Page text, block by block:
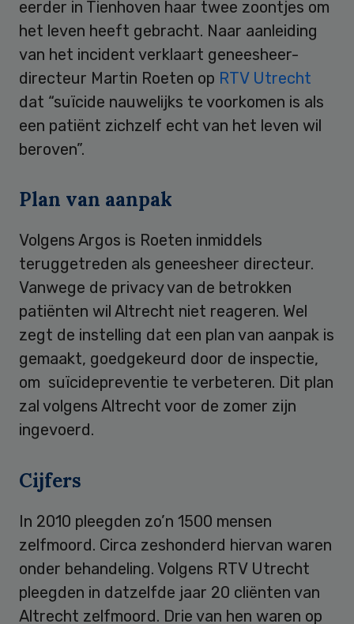
eerder in Tienhoven haar twee zoontjes om
het leven heeft gebracht. Naar aanleiding
van het incident verklaart geneesheer-
directeur Martin Roeten op RTV Utrecht
dat “suïcide nauwelijks te voorkomen is als
een patiënt zichzelf echt van het leven wil
beroven”.
Plan van aanpak
Volgens Argos is Roeten inmiddels
teruggetreden als geneesheer directeur.
Vanwege de privacy van de betrokken
patiënten wil Altrecht niet reageren. Wel
zegt de instelling dat een plan van aanpak is
gemaakt, goedgekeurd door de inspectie,
om suïcidepreventie te verbeteren. Dit plan
zal volgens Altrecht voor de zomer zijn
ingevoerd.
Cijfers
In 2010 pleegden zo’n 1500 mensen
zelfmoord. Circa zeshonderd hiervan waren
onder behandeling. Volgens RTV Utrecht
pleegden in datzelfde jaar 20 cliënten van
Altrecht zelfmoord. Drie van hen waren op